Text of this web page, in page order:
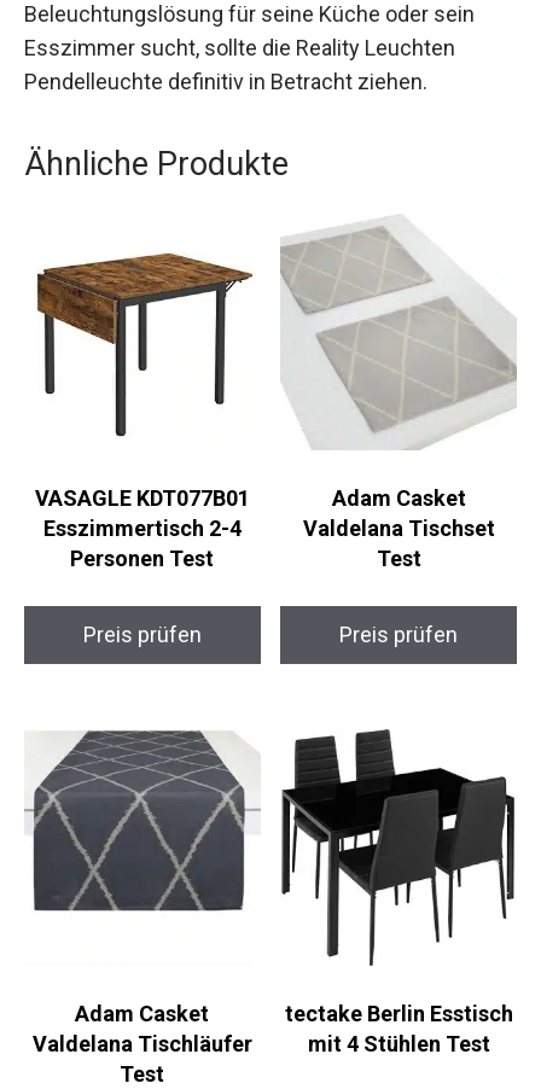
Beleuchtungslösung für seine Küche oder sein
Esszimmer sucht, sollte die Reality Leuchten
Pendelleuchte definitiv in Betracht ziehen.
Ähnliche Produkte
VASAGLE KDT077B01
Esszimmertisch 2-4
Personen Test
Preis prüfen
Adam Casket
Valdelana Tischset
Test
Preis prüfen
Adam Casket
Valdelana Tischläufer
Test
tectake Berlin Esstisch
mit 4 Stühlen Test